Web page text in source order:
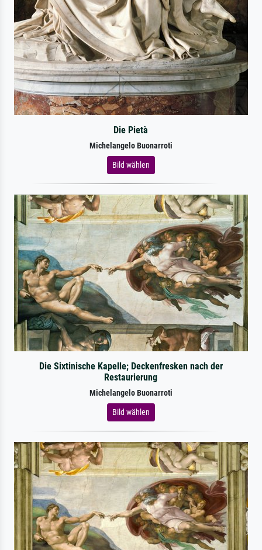
Die Pietà
Michelangelo Buonarroti
Bild wählen
Die Sixtinische Kapelle; Deckenfresken nach der
Restaurierung
Michelangelo Buonarroti
Bild wählen